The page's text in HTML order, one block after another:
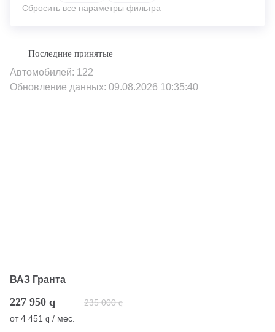
Сбросить все параметры фильтра
Автомобилей: 122
Обновление данных: 09.08.2026 10:35:40
ВАЗ Гранта
227 950 q 235 000 q
от4 451 q / мес.